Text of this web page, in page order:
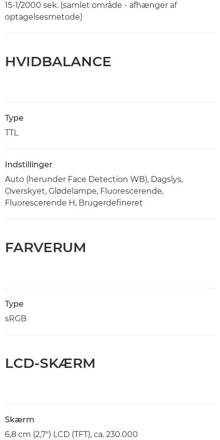
15-1/2000 sek. (samlet område - afhænger af
optagelsesmetode)
HVIDBALANCE
Type
TTL
Indstillinger
Auto (herunder Face Detection WB), Dagslys,
Overskyet, Glødelampe, Fluorescerende,
Fluorescerende H, Brugerdefineret
FARVERUM
Type
sRGB
LCD-SKÆRM
Skærm
6,8 cm (2,7") LCD (TFT), ca. 230.000